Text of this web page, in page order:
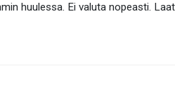
huulessa. Ei valuta nopeasti.